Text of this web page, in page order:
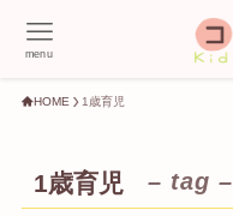
menu
HOME 1歳育児
1歳育児 – tag –